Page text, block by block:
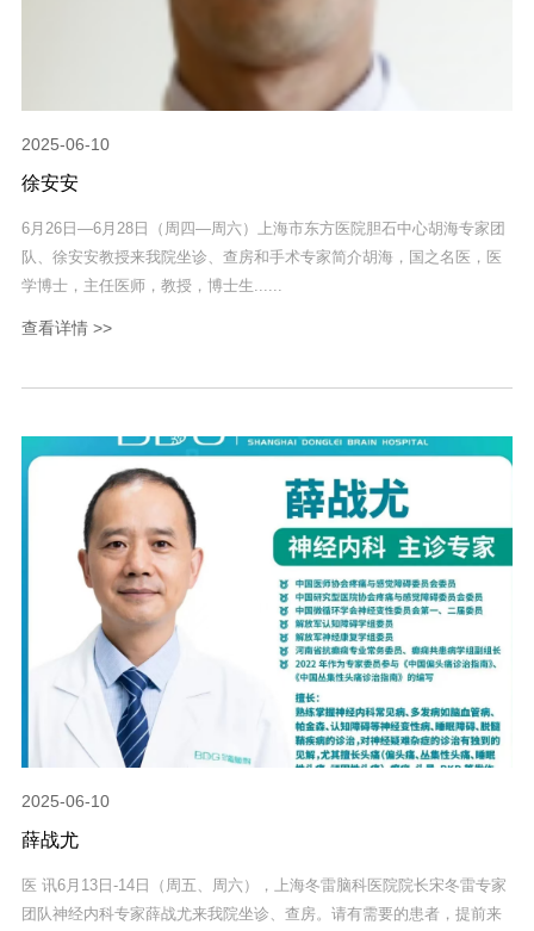
2025-06-10
徐安安
6月26日—6月28日（周四—周六）上海市东方医院胆石中心胡海专家团
队、徐安安教授来我院坐诊、查房和手术专家简介胡海，国之名医，医
学博士，主任医师，教授，博士生......
查看详情 >>
2025-06-10
薛战尤
医 讯6月13日-14日（周五、周六），上海冬雷脑科医院院长宋冬雷专家
团队神经内科专家薛战尤来我院坐诊、查房。请有需要的患者，提前来